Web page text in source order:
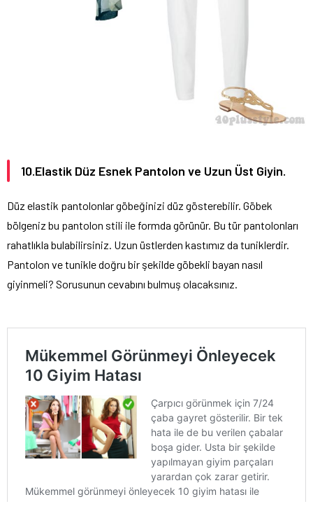
10.Elastik Düz Esnek Pantolon ve Uzun Üst Giyin.
Düz elastik pantolonlar göbeğinizi düz gösterebilir. Göbek
bölgeniz bu pantolon stili ile formda görünür. Bu tür pantolonları
rahatlıkla bulabilirsiniz. Uzun üstlerden kastımız da tuniklerdir.
Pantolon ve tunikle doğru bir şekilde göbekli bayan nasıl
giyinmeli? Sorusunun cevabını bulmuş olacaksınız.